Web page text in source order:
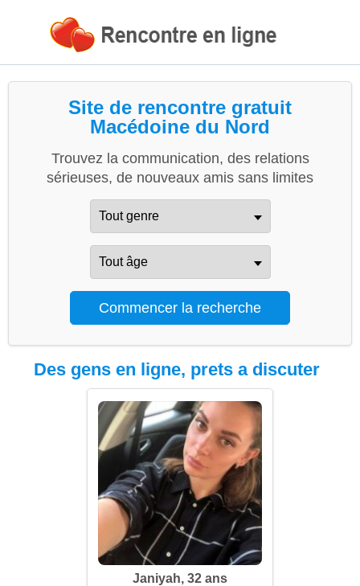
Site de rencontre gratuit
Macédoine du Nord
Trouvez la communication, des relations
sérieuses, de nouveaux amis sans limites
Des gens en ligne, prets a discuter
Janiyah, 32 ans